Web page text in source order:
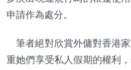
申請作為處分。
筆者絕對欣賞外傭對香港
重她們享受私人假期的權利